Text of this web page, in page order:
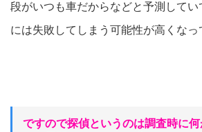
段がいつも車だからなどと予測して
には失敗してしまう可能性が高くなっ
ですので探偵というのは調査時に